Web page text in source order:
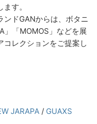
す。
ンドGANからは、ボタニ
」「MOMOS」などを展
レクションをご提案し
JARAPA / GUAXS